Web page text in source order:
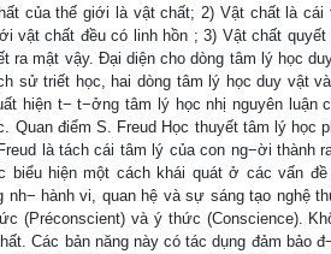
của thế giới là vật chất; 2) Vật chất là
chất đều có linh hồn ; 3) Vật chất quyết
mật vậy. Đại diện cho dòng tâm lý học
sử triết học, hai dòng tâm lý học duy vật
hiện t− t−ởng tâm lý học nhị nguyên luận
Quan điểm S. Freud Học thuyết tâm lý học
là tách cái tâm lý của con ng−ời thành
hiện một cách khái quát ở các vấn
hành vi, quan hệ và sự sáng tạo nghệ
(Préconscient) và ý thức (Conscience).
Các bản năng này có tác dụng đảm bảo